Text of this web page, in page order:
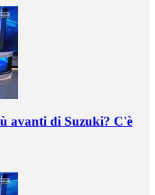
avanti di Suzuki? C'è